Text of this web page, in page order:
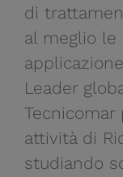
di
al meglio le
Leader
Tecnicomar
attività di
studiando